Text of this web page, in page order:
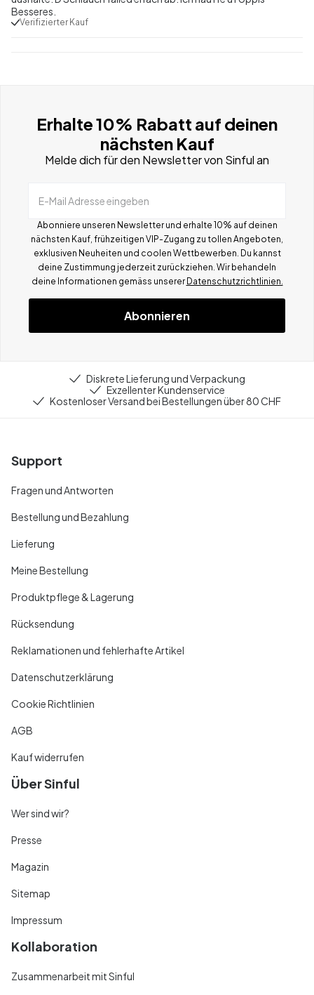
Besseres.
Verifizierter Kauf
Erhalte 10% Rabatt auf deinen
nächsten Kauf
Melde dich für den Newsletter von Sinful an
E-Mail Adresse eingeben
Abonniere unseren Newsletter und erhalte 10% auf deinen
nächsten Kauf, frühzeitigen VIP-Zugang zu tollen Angeboten,
exklusiven Neuheiten und coolen Wettbewerben. Du kannst
deine Zustimmung jederzeit zurückziehen. Wir behandeln
deine Informationen gemäss unserer Datenschutzrichtlinien.
Abonnieren
Diskrete Lieferung und Verpackung
Exzellenter Kundenservice
Kostenloser Versand bei Bestellungen über 80 CHF
Support
Fragen und Antworten
Bestellung und Bezahlung
Lieferung
Meine Bestellung
Produktpflege & Lagerung
Rücksendung
Reklamationen und fehlerhafte Artikel
Datenschutzerklärung
Cookie Richtlinien
AGB
Kauf widerrufen
Über Sinful
Wer sind wir?
Presse
Magazin
Sitemap
Impressum
Kollaboration
Zusammenarbeit mit Sinful